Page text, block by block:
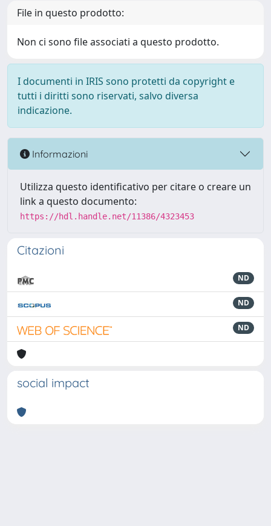
File in questo prodotto:
Non ci sono file associati a questo prodotto.
I documenti in IRIS sono protetti da copyright e
tutti i diritti sono riservati, salvo diversa
indicazione.
Informazioni
Utilizza questo identificativo per citare o creare un
link a questo documento:
https://hdl.handle.net/11386/4323453
Citazioni
ND
ND
ND
social impact